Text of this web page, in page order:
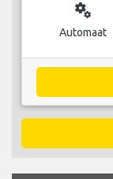
miscellaneous_services
Automaat